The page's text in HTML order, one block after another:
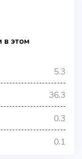
в этом
5.3
36.3
0.3
0.1